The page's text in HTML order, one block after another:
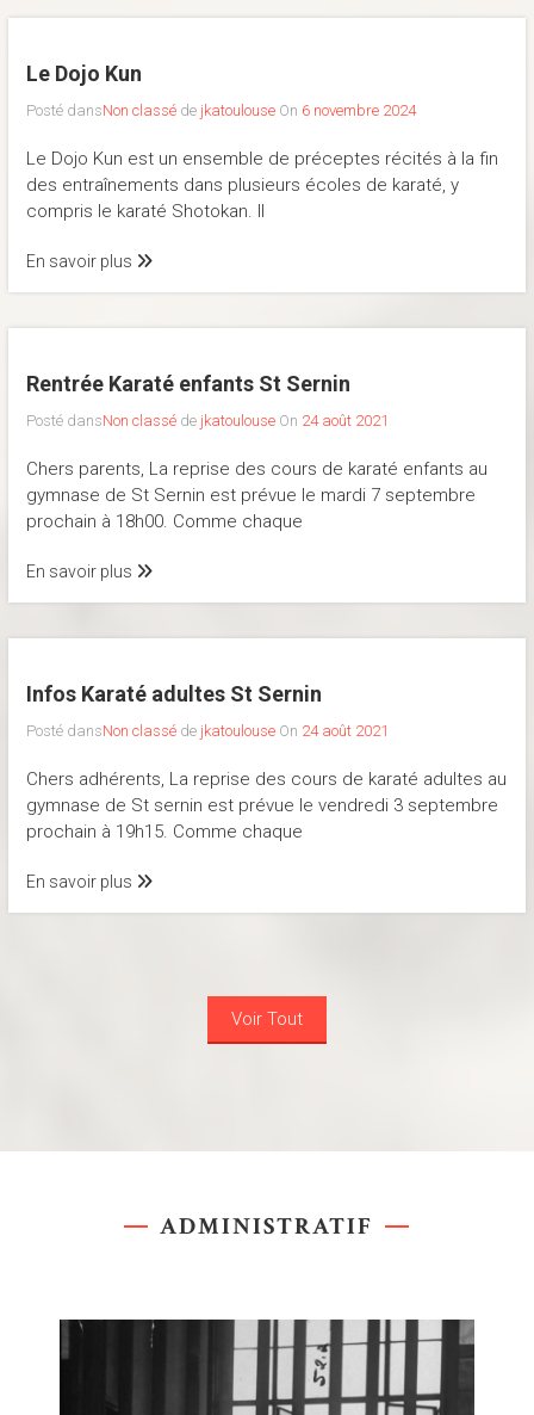
Le Dojo Kun
Posté dansNon classé de jkatoulouse On 6 novembre 2024
Le Dojo Kun est un ensemble de préceptes récités à la fin
des entraînements dans plusieurs écoles de karaté, y
compris le karaté Shotokan. Il
En savoir plus
Rentrée Karaté enfants St Sernin
Posté dansNon classé de jkatoulouse On 24 août 2021
Chers parents, La reprise des cours de karaté enfants au
gymnase de St Sernin est prévue le mardi 7 septembre
prochain à 18h00. Comme chaque
En savoir plus
Infos Karaté adultes St Sernin
Posté dansNon classé de jkatoulouse On 24 août 2021
Chers adhérents, La reprise des cours de karaté adultes au
gymnase de St sernin est prévue le vendredi 3 septembre
prochain à 19h15. Comme chaque
En savoir plus
Voir Tout
ADMINISTRATIF